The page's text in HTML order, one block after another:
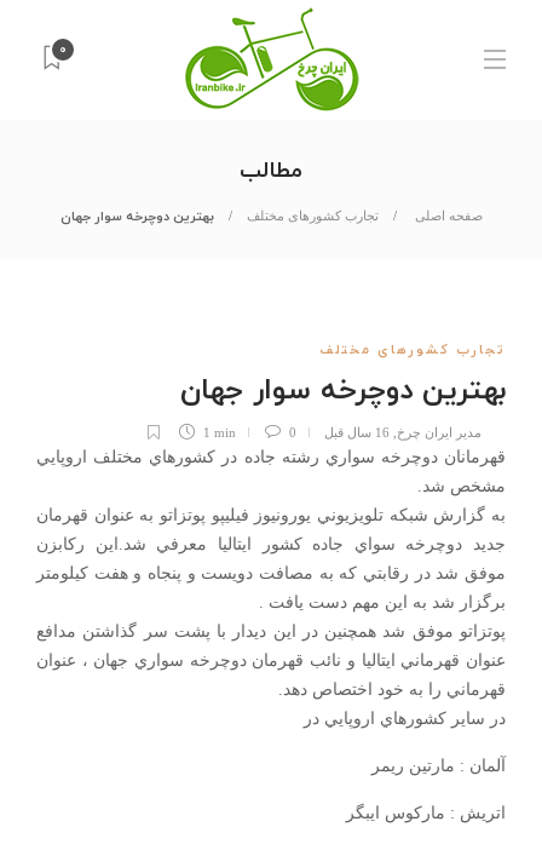
0
مطالب
صفحه اصلی تجارب کشورهای مختلف بهترین دوچرخه سوار جهان
تجارب کشورهای مختلف
بهترین دوچرخه سوار جهان
مدیر ایران چرخ 16 سال قبل 0
1 min
قهرمانان دوچرخه سواري رشته جاده در کشورهاي مختلف اروپايي
مشخص شد.
به گزارش شبکه تلويزيوني يورونيوز فيليپو پوتزاتو به عنوان قهرمان
جديد دوچرخه سواي جاده کشور ايتاليا معرفي شد.اين رکابزن
موفق شد در رقابتي که به مصافت دويست و پنجاه و هفت کيلومتر
برگزار شد به اين مهم دست يافت .
پوتزاتو موفق شد همچنين در اين ديدار با پشت سر گذاشتن مدافع
عنوان قهرماني ايتاليا و نائب قهرمان دوچرخه سواري جهان ، عنوان
قهرماني را به خود اختصاص دهد.
در ساير کشورهاي اروپايي در
آلمان : مارتين ريمر
اتريش : مارکوس ايبگر